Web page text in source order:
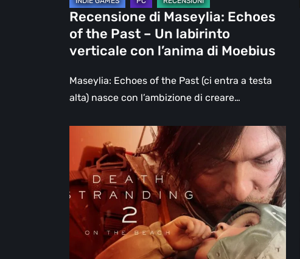
labirinto
verticale
con
l’anima
di
Moebius
Recensione di Maseylia: Echoes
of the Past – Un labirinto
verticale con l’anima di Moebius
Maseylia: Echoes of the Past (ci entra a testa
alta) nasce con l’ambizione di creare…
Stranding
2:
On
the
Beach,
recensione